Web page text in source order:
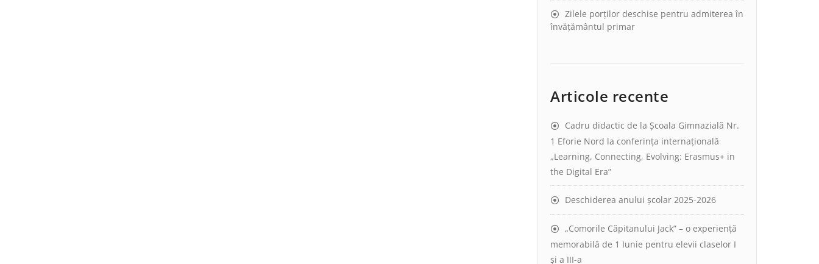
Zilele porților deschise pentru admiterea în
învățământul primar
Articole recente
Cadru didactic de la Școala Gimnazială Nr.
1 Eforie Nord la conferința internațională
„Learning, Connecting, Evolving: Erasmus+ in
the Digital Era”
Deschiderea anului școlar 2025-2026
„Comorile Căpitanului Jack” – o experiență
memorabilă de 1 Iunie pentru elevii claselor I
și a III-a